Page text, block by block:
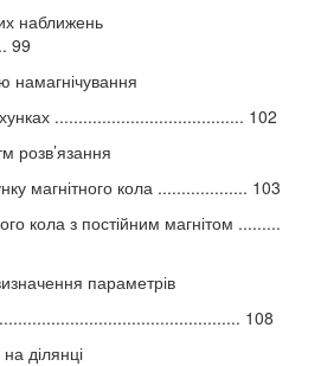
наближень
99
намагнічування
........................................ 102
розв’язання
магнітного кола ................... 103
кола з постійним магнітом .........
параметрів
108
ділянці